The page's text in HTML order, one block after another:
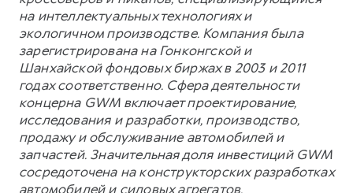
на интеллектуальных технологиях и
экологичном производстве. Компания была
зарегистрирована на Гонконгской и
Шанхайской фондовых биржах в 2003 и 2011
годах соответственно. Сфера деятельности
концерна GWM включает проектирование,
исследования и разработки, производство,
продажу и обслуживание автомобилей и
запчастей. Значительная доля инвестиций GWM
сосредоточена на конструкторских разработках
автомобилей и силовых агрегатов,